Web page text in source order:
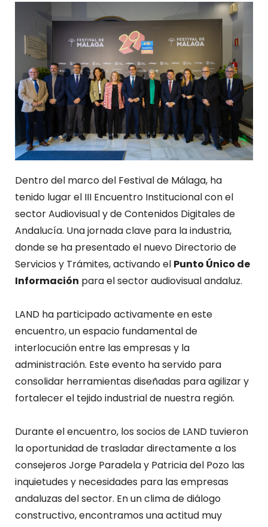
Dentro del marco del Festival de Málaga, ha
tenido lugar el III Encuentro Institucional con el
sector Audiovisual y de Contenidos Digitales de
Andalucía. Una jornada clave para la industria,
donde se ha presentado el nuevo Directorio de
Servicios y Trámites, activando el Punto Único de
Información para el sector audiovisual andaluz.
LAND ha participado activamente en este
encuentro, un espacio fundamental de
interlocución entre las empresas y la
administración. Este evento ha servido para
consolidar herramientas diseñadas para agilizar y
fortalecer el tejido industrial de nuestra región.
Durante el encuentro, los socios de LAND tuvieron
la oportunidad de trasladar directamente a los
consejeros Jorge Paradela y Patricia del Pozo las
inquietudes y necesidades para las empresas
andaluzas del sector. En un clima de diálogo
constructivo, encontramos una actitud muy